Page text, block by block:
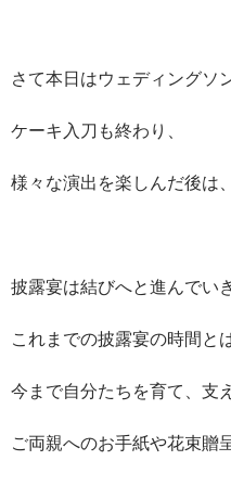
さて本日はウェディングソ
ケーキ入刀も終わり、
様々な演出を楽しんだ後は
披露宴は結びへと進んでい
これまでの披露宴の時間と
今まで自分たちを育て、支
ご両親へのお手紙や花束贈